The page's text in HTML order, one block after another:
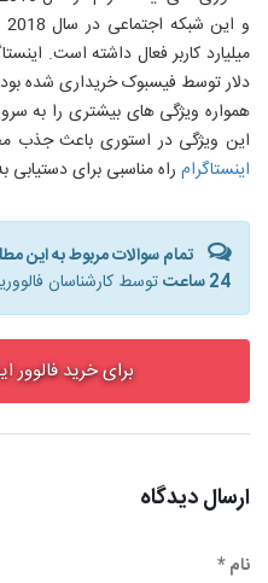
دلار توسط فیسبوک خریداری شده
همواره ویژگی های بیشتری را به
این ویژگی در استوری باعث
اینستاگرام راه مناسبی برای
تمام سوالات مربوط به این
24 ساعت
توسط کارشناسان
برای خرید فالوور
ارسال دیدگاه
نام *